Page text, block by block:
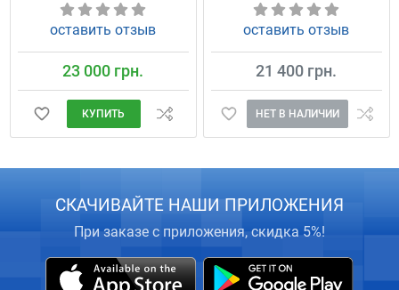
оставить отзыв
23 000 грн.
КУПИТЬ
оставить отзыв
21 400 грн.
НЕТ В НАЛИЧИИ
СКАЧИВАЙТЕ НАШИ ПРИЛОЖЕНИЯ
При заказе с приложения, скидка 5%!